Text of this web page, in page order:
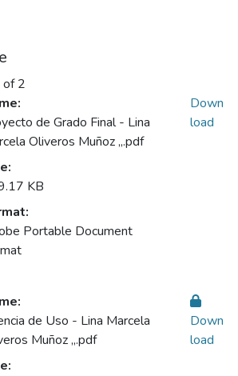
2
de Grado Final - Lina
Oliveros Muñoz ,,.pdf
KB
Portable Document
Down
load
de Uso - Lina Marcela
Muñoz ,,.pdf
Down
load